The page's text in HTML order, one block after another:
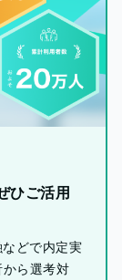
ひご活用
どで内定実
ら選考対